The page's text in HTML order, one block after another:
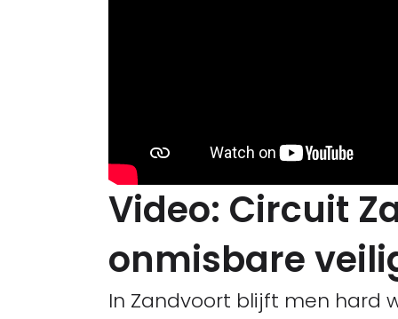
Video: Circuit
onmisbare
In Zandvoort blijft men hard